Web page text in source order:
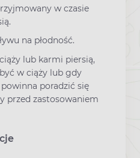
w czasie
na płodność.
lub karmi piersią,
w ciąży lub gdy
poradzić się
przed zastosowaniem